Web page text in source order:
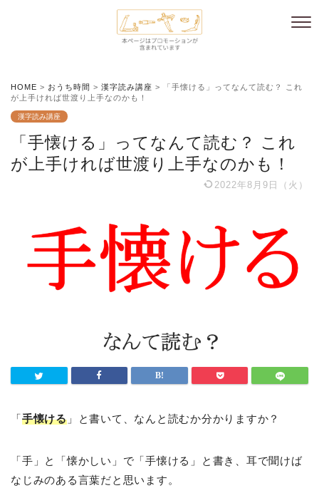
HOME > おうち時間 > 漢字読み講座 >
「手懐ける」ってなんて読む？ これ
が上手ければ世渡り上手なのかも！
漢字読み講座
「手懐ける」ってなんて読む？ これ
が上手ければ世渡り上手なのかも！
2022年8月9日（火）
「手懐ける」と書いて、なんと読むか分かりますか？
「手」と「懐かしい」で「手懐ける」と書き、耳で聞けば
なじみのある言葉だと思います。